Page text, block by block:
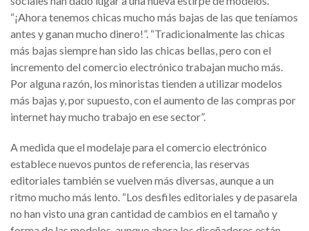
“¡Ahora tenemos chicas mucho más bajas de las que teníamos
antes y ganan mucho dinero!”. “Tradicionalmente las chicas
más bajas siempre han sido las chicas bellas, pero con el
incremento del comercio electrónico trabajan mucho más.
Por alguna razón, los minoristas tienden a utilizar modelos
más bajas y, por supuesto, con el aumento de las compras por
internet hay mucho trabajo en ese sector”.
A medida que el modelaje para el comercio electrónico
establece nuevos puntos de referencia, las reservas
editoriales también se vuelven más diversas, aunque a un
ritmo mucho más lento. “Los desfiles editoriales y de pasarela
no han visto una gran cantidad de cambios en el tamaño y